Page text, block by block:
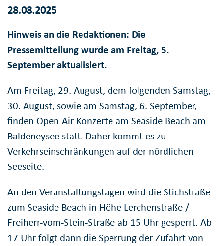
28.08.2025
Hinweis an die Redaktionen: Die
Pressemitteilung wurde am Freitag, 5.
September aktualisiert.
Am Freitag, 29. August, dem folgenden Samstag,
30. August, sowie am Samstag, 6. September,
finden Open-Air-Konzerte am Seaside Beach am
Baldeneysee statt. Daher kommt es zu
Verkehrseinschränkungen auf der nördlichen
Seeseite.
An den Veranstaltungstagen wird die Stichstraße
zum Seaside Beach in Höhe Lerchenstraße /
Freiherr-vom-Stein-Straße ab 15 Uhr gesperrt. Ab
17 Uhr folgt dann die Sperrung der Zufahrt von